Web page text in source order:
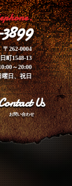
〒262-0004
町1548-13
～20:00
曜日、祝日
Us
お問い合わせ